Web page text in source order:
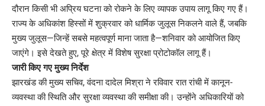
दौरान किसी भी अप्रिय घटना को रोकने के लिए व्यापक उपाय लागू किए गए हैं।
राज्य के अधिकांश हिस्सों में शुक्रवार को धार्मिक जुलूस निकलने वाले हैं, जबकि
मुख्य जुलूस—जिन्हें सबसे महत्वपूर्ण माना जाता है—शनिवार को आयोजित किए
जाएंगे। इसे देखते हुए, पूरे क्षेत्र में विशेष सुरक्षा प्रोटोकॉल लागू हैं।
जारी किए गए मुख्य निर्देश
झारखंड की मुख्य सचिव, वंदना दादेल मिश्रा ने रविवार रात रांची में कानून-
व्यवस्था की स्थिति और सुरक्षा व्यवस्था की समीक्षा की। उन्होंने अधिकारियों को